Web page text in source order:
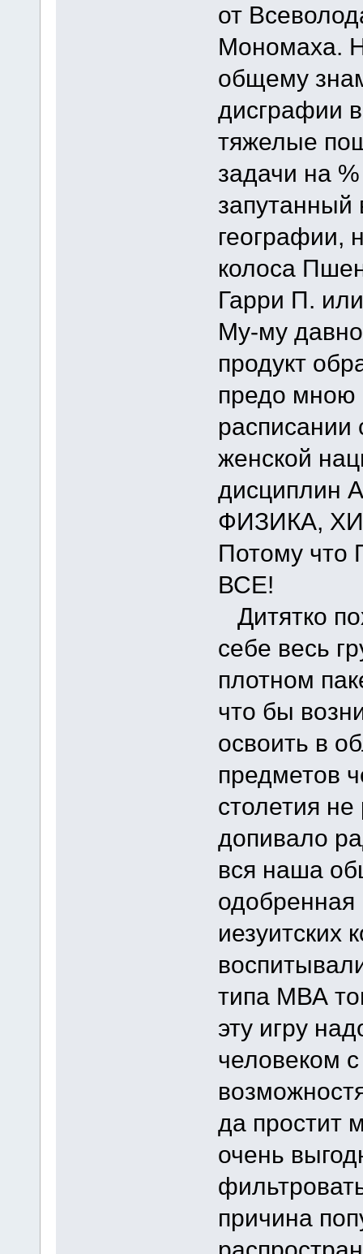
от
Мономаха.
общему
дисграфии
тяжелые
задачи на
запутанный
географии,
колоса
Гарри П.
Му-му давно
продукт
предо мною
женской
дисциплин
ФИЗИКА,
Потому
ВСЕ!
Дитятко
себе весь
плотном
что бы
освоить в
предметов
столетия
допивало
вся наша
одобренная
иезуитских
типа МВА
эту игру
человеком
да простит
очень
причина